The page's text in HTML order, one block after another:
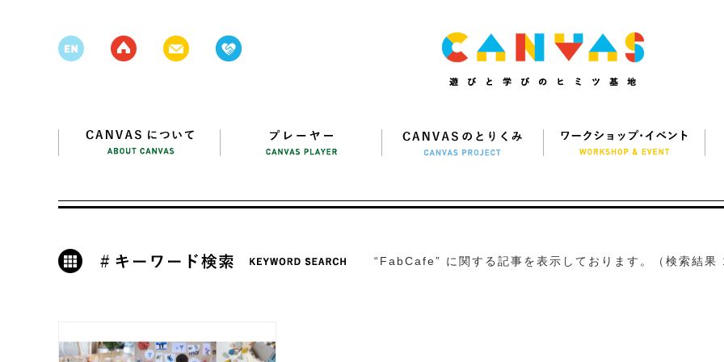
“FabCafe” に関する記事を表示しております。（検索結果